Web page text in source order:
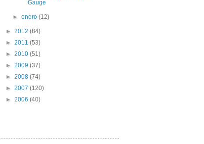
Gauge
►enero(12)
► 2012 (84)
► 2011 (53)
► 2010 (51)
► 2009 (37)
► 2008 (74)
► 2007 (120)
► 2006 (40)